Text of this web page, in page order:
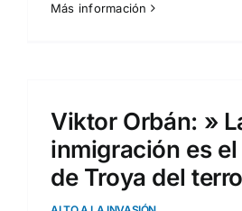
Más información
Viktor Orbán: »
inmigración es
de Troya del